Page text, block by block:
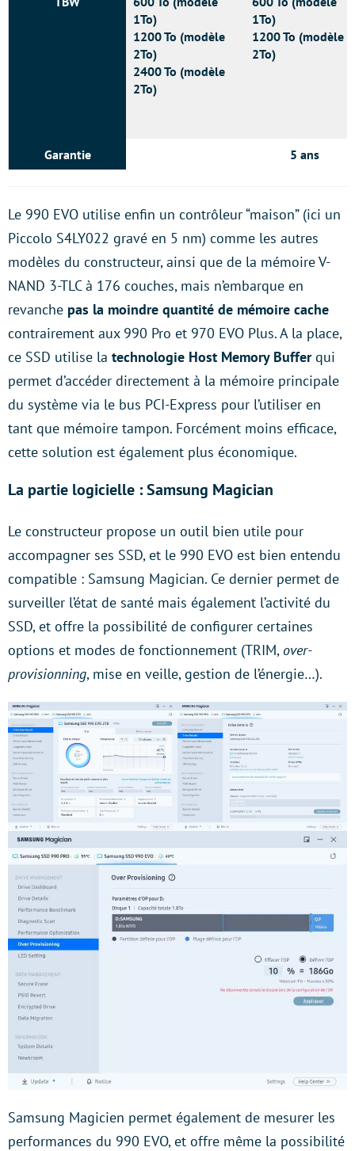
1To)
1200 To (modèle
2To)
2400 To (modèle
2To)
1To)
1200 To (modèle
2To)
Garantie 5 ans
Le 990 EVO utilise enfin un contrôleur “maison” (ici un
Piccolo S4LY022 gravé en 5 nm) comme les autres
modèles du constructeur, ainsi que de la mémoire V-
NAND 3-TLC à 176 couches, mais n’embarque en
revanche pas la moindre quantité de mémoire cache
contrairement aux 990 Pro et 970 EVO Plus. A la place,
ce SSD utilise la technologie Host Memory Bufferqui
permet d’accéder directement à la mémoire principale
du système via le bus PCI-Express pour l’utiliser en
tant que mémoire tampon. Forcément moins efficace,
cette solution est également plus économique.
La partie logicielle : Samsung Magician
Le constructeur propose un outil bien utile pour
accompagner ses SSD, et le 990 EVO est bien entendu
compatible : Samsung Magician. Ce dernier permet de
surveiller l’état de santé mais également l’activité du
SSD, et offre la possibilité de configurer certaines
options et modes de fonctionnement (TRIM, over-
provisionning, mise en veille, gestion de l’énergie…).
Samsung Magicien permet également de mesurer les
performances du 990 EVO, et offre même la possibilité